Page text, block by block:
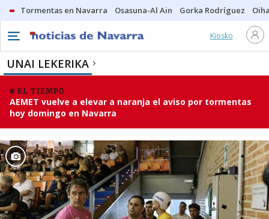
Tormentas en Navarra Osasuna-Al Ain Gorka Rodríguez
Kiosko
UNAI LEKERIKA
EL TIEMPO
AEMET vuelve a elevar a naranja el aviso por tormentas
hoy domingo en Navarra